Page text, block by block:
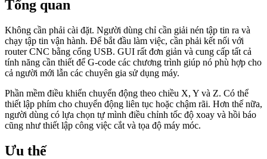
Tổng quan
Không cần phải cài đặt. Người dùng chỉ cần giải nén tập tin ra và
chạy tập tin vận hành. Để bắt đầu làm việc, cần phải kết nối với
router CNC bằng cổng USB. GUI rất đơn giản và cung cấp tất cả
tính năng cần thiết để G-code các chương trình giúp nó phù hợp cho
cả người mới lẫn các chuyên gia sử dụng máy.
Phần mềm điều khiển chuyển động theo chiều X, Y và Z. Có thể
thiết lập phím cho chuyển động liên tục hoặc chậm rãi. Hơn thế nữa,
người dùng có lựa chọn tự mình điều chỉnh tốc độ xoay và hồi báo
cũng như thiết lập công việc cắt và tọa độ máy móc.
Ưu thế